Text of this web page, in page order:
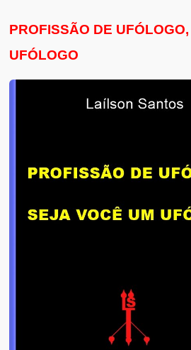
PROFISSÃO DE
UFÓLOGO